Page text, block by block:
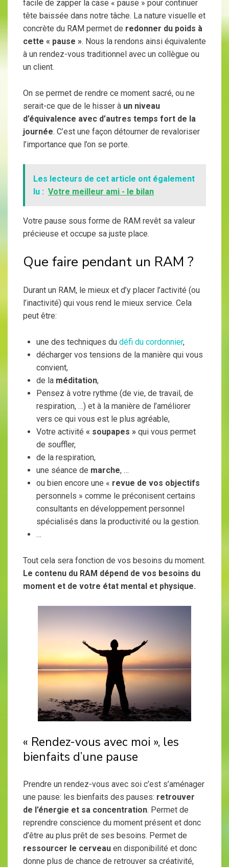
facile de zapper la case « pause » pour continuer
tête baissée dans notre tâche. La nature visuelle et
concrète du RAM permet de redonner du poids à
cette « pause ». Nous la rendons ainsi équivalente
à un rendez-vous traditionnel avec un collègue ou
un client.
On se permet de rendre ce moment sacré, ou ne
serait-ce que de le hisser à un niveau
d’équivalence avec d’autres temps fort de la
journée. C’est une façon détourner de revaloriser
l’importance que l’on se porte.
Les lecteurs de cet article ont également
lu : Votre meilleur ami - le bilan
Votre pause sous forme de RAM revêt sa valeur
précieuse et occupe sa juste place.
Que faire pendant un RAM ?
Durant un RAM, le mieux et d’y placer l’activité (ou
l’inactivité) qui vous rend le mieux service. Cela
peut être:
une des techniques du défi du cordonnier,
décharger vos tensions de la manière qui vous
convient,
de la méditation,
Pensez à votre rythme (de vie, de travail, de
respiration, …) et à la manière de l’améliorer
vers ce qui vous est le plus agréable,
Votre activité « soupapes » qui vous permet
de souffler,
de la respiration,
une séance de marche, …
ou bien encore une « revue de vos objectifs
personnels » comme le préconisent certains
consultants en développement personnel
spécialisés dans la productivité ou la gestion.
…
Tout cela sera fonction de vos besoins du moment.
Le contenu du RAM dépend de vos besoins du
moment et de votre état mental et physique.
« Rendez-vous avec moi », les
bienfaits d’une pause
Prendre un rendez-vous avec soi c’est s’aménager
une pause: les bienfaits des pauses: retrouver
de l’énergie et sa concentration. Permet de
reprendre conscience du moment présent et donc
d’être au plus prêt de ses besoins. Permet de
ressourcer le cerveau en disponibilité et donc
donne plus de chance de retrouver sa créativité,